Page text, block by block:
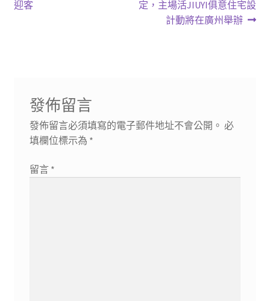
章
一
迎客
一
定，主場活JIUYI俱意住宅設
計動將在廣州舉辦
發佈留言
發佈留言必須填寫的電子郵件地址不會公開。 必
填欄位標示為 *
留言 *